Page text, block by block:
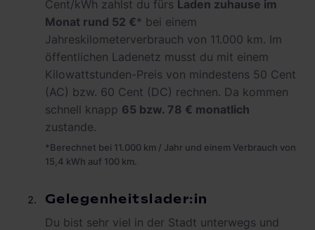
Cent/kWh zahlst du fürs Laden zuhause im
Monat rund 52 €* bei einem
Jahreskilometerverbrauch von 11.000 km. Im
öffentlichen Ladenetz musst du mit einem
Kilowattstunden-Preis von mindestens 50 Cent
(AC) bzw. 60 Cent (DC) rechnen. Da kommen
schnell knapp 65 bzw. 78 € monatlich
zustande.
*Berechnet bei 11.000 km / Jahr und einem Verbrauch von
15,4 kWh auf 100 km.
Gelegenheitslader:in
Du bist sehr viel in der Stadt unterwegs und